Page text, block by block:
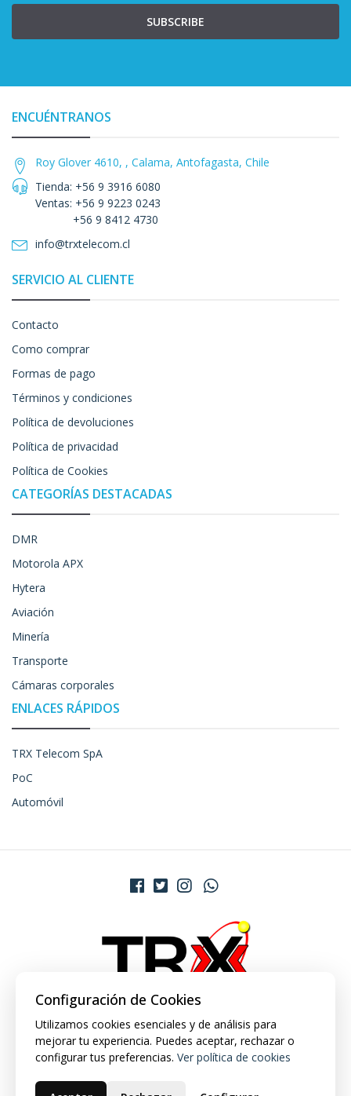
SUBSCRIBE
ENCUÉNTRANOS
Roy Glover 4610, , Calama, Antofagasta, Chile
Tienda: +56 9 3916 6080
Ventas: +56 9 9223 0243
+56 9 8412 4730
info@trxtelecom.cl
SERVICIO AL CLIENTE
Contacto
Como comprar
Formas de pago
Términos y condiciones
Política de devoluciones
Política de privacidad
Política de Cookies
CATEGORÍAS DESTACADAS
DMR
Motorola APX
Hytera
Aviación
Minería
Transporte
Cámaras corporales
ENLACES RÁPIDOS
TRX Telecom SpA
PoC
Automóvil
Configuración de Cookies
Utilizamos cookies esenciales y de análisis para
mejorar tu experiencia. Puedes aceptar, rechazar o
configurar tus preferencias. Ver política de cookies